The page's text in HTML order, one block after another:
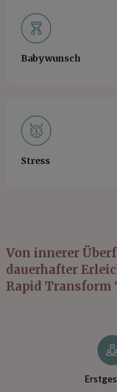
Babywunsch
Stress
Von innerer
dauerhafter
Rapid Transform